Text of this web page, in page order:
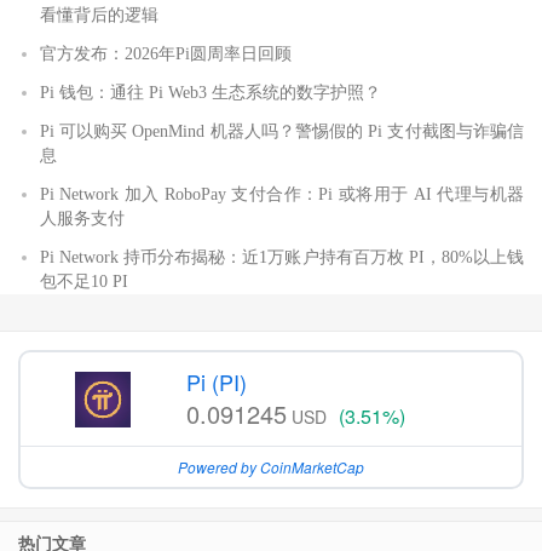
看懂背后的逻辑
官方发布：2026年Pi圆周率日回顾
Pi 钱包：通往 Pi Web3 生态系统的数字护照？
Pi 可以购买 OpenMind 机器人吗？警惕假的 Pi 支付截图与诈骗信
息
Pi Network 加入 RoboPay 支付合作：Pi 或将用于 AI 代理与机器
人服务支付
Pi Network 持币分布揭秘：近1万账户持有百万枚 PI，80%以上钱
包不足10 PI
Pi (PI)
0.091245 USD (3.51%)
Powered by CoinMarketCap
热门文章